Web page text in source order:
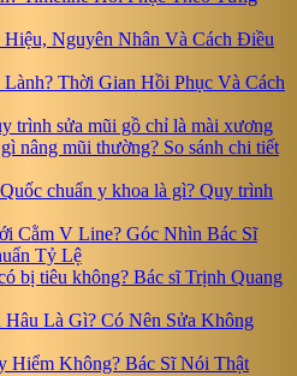
Nguyên Nhân Và Cách Điều
Thời Gian Hồi Phục Và Cách
trình sửa mũi gồ chỉ là mài xương
nâng mũi thường? So sánh chi tiết
chuẩn y khoa là gì? Quy trình
Cằm V Line? Góc Nhìn Bác Sĩ
Tỷ Lệ
bị tiêu không? Bác sĩ Trịnh Quang
Là Gì? Có Nên Sửa Không
Hiểm Không? Bác Sĩ Nói Thật